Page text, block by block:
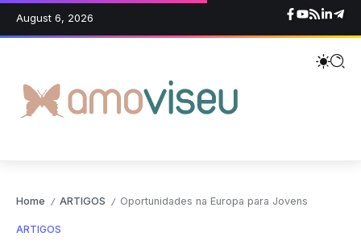
August 6, 2026
Home / ARTIGOS / Oportunidades na Europa para Jovens
ARTIGOS